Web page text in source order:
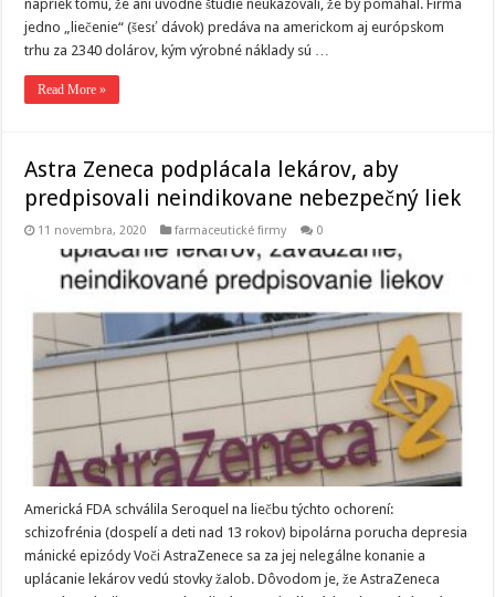
napriek tomu, že ani úvodné štúdie neukazovali, že by pomáhal. Firma
jedno „liečenie“ (šesť dávok) predáva na americkom aj európskom
trhu za 2340 dolárov, kým výrobné náklady sú …
Read More »
Astra Zeneca podplácala lekárov, aby
predpisovali neindikovane nebezpečný liek
11 novembra, 2020 farmaceutické firmy 0
Americká FDA schválila Seroquel na liečbu týchto ochorení:
schizofrénia (dospelí a deti nad 13 rokov) bipolárna porucha depresia
mánické epizódy Voči AstraZenece sa za jej nelegálne konanie a
uplácanie lekárov vedú stovky žalob. Dôvodom je, že AstraZeneca